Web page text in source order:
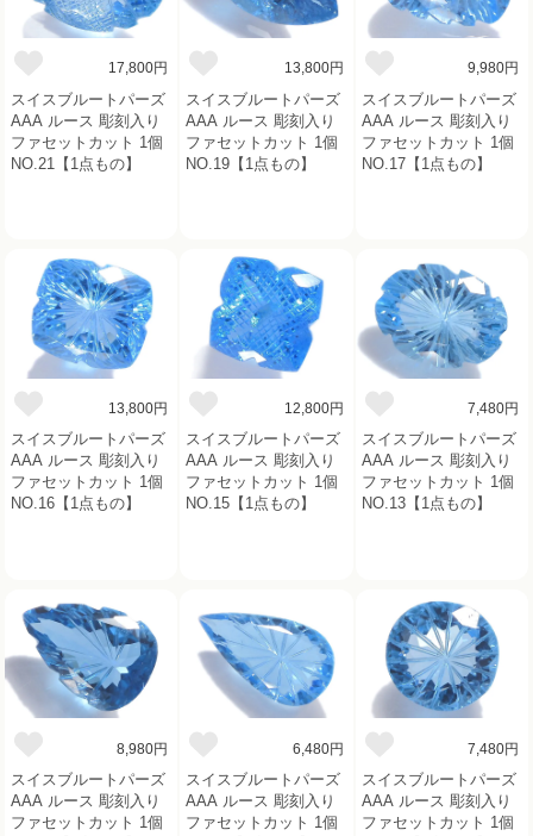
17,800円
スイスブルートパーズ
AAA ルース 彫刻入り
ファセットカット 1個
NO.21【1点もの】
13,800円
スイスブルートパーズ
AAA ルース 彫刻入り
ファセットカット 1個
NO.19【1点もの】
9,980円
スイスブルートパーズ
AAA ルース 彫刻入り
ファセットカット 1個
NO.17【1点もの】
13,800円
スイスブルートパーズ
AAA ルース 彫刻入り
ファセットカット 1個
NO.16【1点もの】
12,800円
スイスブルートパーズ
AAA ルース 彫刻入り
ファセットカット 1個
NO.15【1点もの】
7,480円
スイスブルートパーズ
AAA ルース 彫刻入り
ファセットカット 1個
NO.13【1点もの】
8,980円
スイスブルートパーズ
AAA ルース 彫刻入り
ファセットカット 1個
6,480円
スイスブルートパーズ
AAA ルース 彫刻入り
ファセットカット 1個
7,480円
スイスブルートパーズ
AAA ルース 彫刻入り
ファセットカット 1個